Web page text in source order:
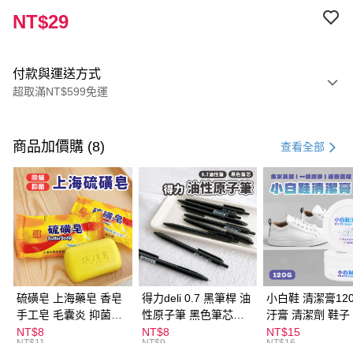
NT$29
付款與運送方式
超取滿NT$599免運
信用卡一次付款
超商取貨付款
LINE Pay
Apple Pay
街口支付
悠遊付
ATM付款
商品加價購 (8) 查看全部
硫磺皂 上海藥皂 香皂
手工皂 毛囊炎 抑菌除
蟎 清潔護膚 去油去痘
NT$8
得力deli 0.7 黑筆桿 油
性原子筆 黑色筆芯
S304
NT$8
小白鞋 清潔膏
汙膏 清潔劑 鞋子
漬 白皮鞋 鞋油
NT$15